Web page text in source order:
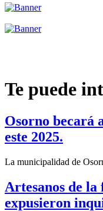
Te puede
Osorno becará
este 2025.
La municipalidad de
Artesanos de
expusieron